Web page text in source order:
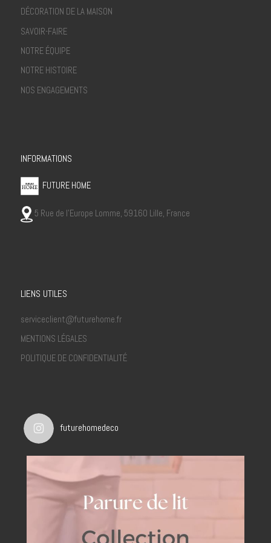
DÉCORATION DE LA MAISON
SAVOIR-FAIRE
NOTRE ÉQUIPE
NOTRE HISTOIRE
NOS ENGAGEMENTS
INFORMATIONS
FUTURE HOME
5 Rue de l’Europe Lomme, 59160 Lille, France
LIENS UTILES
serviceclient@futurehome.fr
MENTIONS LÉGALES
POLITIQUE DE CONFIDENTIALITÉ
futurehomedeco